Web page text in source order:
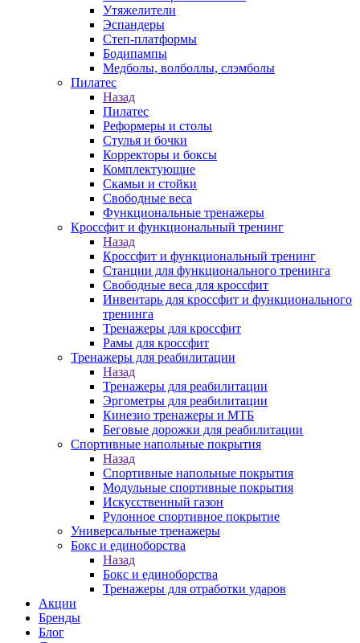
Утяжелители
Эспандеры
Степ-платформы
Бодипампы
Медболы, волболлы, слэмболы
Пилатес
Назад
Пилатес
Реформеры и столы
Стулья и бочки
Корректоры и боксы
Комплектующие
Скамьи и стойки
Свободные веса
Функциональные тренажеры
Кроссфит и функциональный тренинг
Назад
Кроссфит и функциональный тренинг
Станции для функционального тренинга
Свободные веса для кроссфит
Инвентарь для кроссфит и функционального
тренинга
Тренажеры для кроссфит
Рамы для кроссфит
Тренажеры для реабилитации
Назад
Тренажеры для реабилитации
Эргометры для реабилитации
Кинезио тренажеры и МТБ
Беговые дорожки для реабилитации
Спортивные напольные покрытия
Назад
Спортивные напольные покрытия
Модульные спортивные покрытия
Искусственный газон
Рулонное спортивное покрытие
Универсальные тренажеры
Бокс и единоборства
Назад
Бокс и единоборства
Тренажеры для отработки ударов
Акции
Бренды
Блог